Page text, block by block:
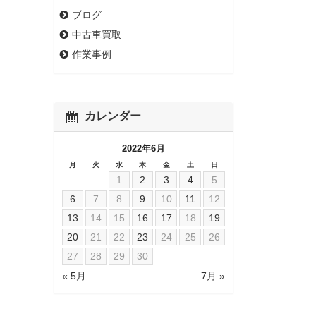
ブログ
中古車買取
作業事例
カレンダー
2022年6月
月 火 水 木 金 土 日
« 5月 7月 »
1 2 3 4
5
6
7 8 9 10 11
12
13
14 15 16 17 18
19
20
21 22 23 24 25
26
27
28 29 30